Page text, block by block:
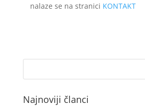
nalaze se na stranici KONTAKT
Najnoviji članci